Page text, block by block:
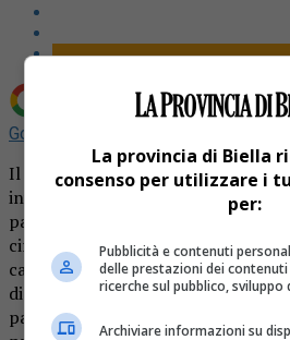
Aggiungi La Provincia di Biella
Google
Il comune ricorda agli
invernali. Da domenica 15
partito l’obbligo, in numerose
circolare con pneumatici invernali o
catene, pronte per l’utilizzo in caso
disposizione varrà per tutto il
particolare fino al 15 aprile 2024,
La provincia di Biella
consenso per utilizzare i
per:
Pubblicità e contenuti
delle prestazioni dei contenuti
ricerche sul pubblico, sviluppo
Archiviare informazioni su